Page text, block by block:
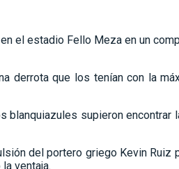
el estadio Fello Meza en un
derrota que los tenían con la
blanquiazules supieron encontrar
del portero griego Kevin
ventaja.